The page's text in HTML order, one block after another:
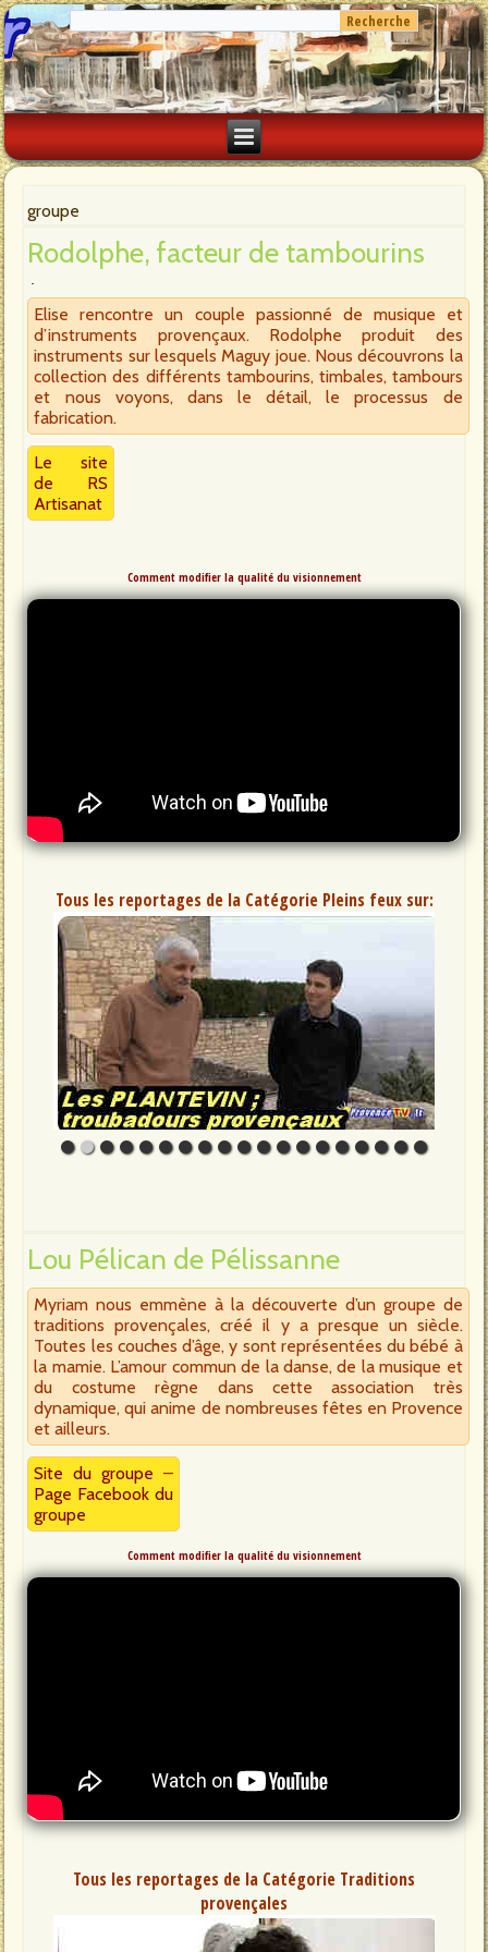
groupe
Rodolphe, facteur de tambourins
Elise rencontre un couple passionné de musique et
d’instruments provençaux. Rodolphe produit des
instruments sur lesquels Maguy joue. Nous découvrons la
collection des différents tambourins, timbales, tambours
et nous voyons, dans le détail, le processus de
fabrication.
Le site
de RS
Artisanat
Comment modifier la qualité du visionnement
Tous les reportages de la Catégorie Pleins feux sur:
Lou Pélican de Pélissanne
Myriam nous emmène à la découverte d’un groupe de
traditions provençales, créé il y a presque un siècle.
Toutes les couches d’âge, y sont représentées du bébé à
la mamie. L’amour commun de la danse, de la musique et
du costume règne dans cette association très
dynamique, qui anime de nombreuses fêtes en Provence
et ailleurs.
Site du groupe –
Page Facebook du
groupe
Comment modifier la qualité du visionnement
Tous les reportages de la Catégorie Traditions
provençales